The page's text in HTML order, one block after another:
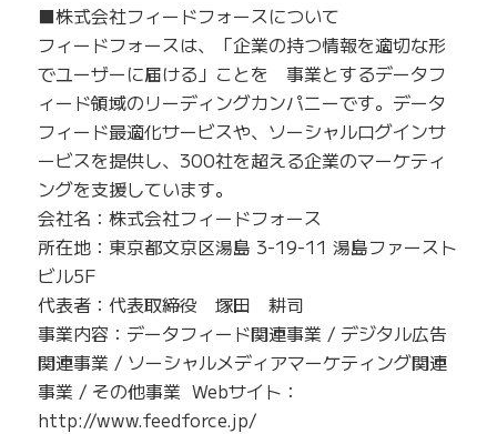
■株式会社フィードフォースについて
フィードフォースは、「企業の持つ情報を適切な形
でユーザーに届ける」ことを 事業とするデータフ
ィード領域のリーディングカンパニーです。データ
フィード最適化サービスや、ソーシャルログインサ
ービスを提供し、300社を超える企業のマーケティ
ングを支援しています。
会社名：株式会社フィードフォース
所在地：東京都文京区湯島 3-19-11 湯島ファースト
ビル5F
代表者：代表取締役 塚田 耕司
事業内容：データフィード関連事業 / デジタル広告
関連事業 / ソーシャルメディアマーケティング関連
事業 / その他事業 Webサイト：
http://www.feedforce.jp/